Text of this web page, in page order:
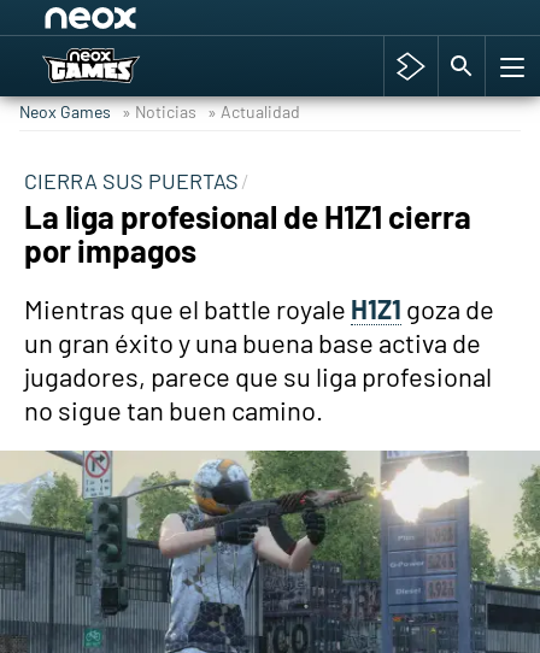
Hyrule Warriors: La Era del Cataclismo
Cyberpunk 2077
Neox Games » Noticias » Actualidad
CIERRA SUS PUERTAS
La liga profesional de H1Z1 cierra
por impagos
Mientras que el battle royale H1Z1 goza de
un gran éxito y una buena base activa de
jugadores, parece que su liga profesional
no sigue tan buen camino.